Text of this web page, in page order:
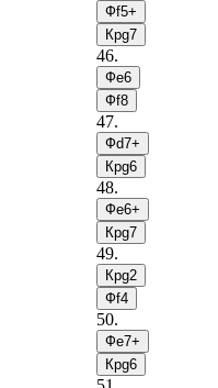
Фf5+
Крg7
46.
Фe6
Фf8
47.
Фd7+
Крg6
48.
Фe6+
Крg7
49.
Крg2
Фf4
50.
Фe7+
Крg6